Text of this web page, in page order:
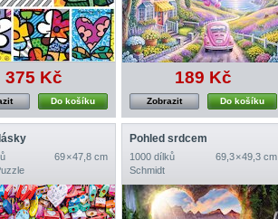
375 Kč
Do košíku
189 Kč
Do košíku
Zobrazit
69 × 47,8 cm
Pohled srdcem
1000 dílků
69,3 × 49,3 cm
Schmidt